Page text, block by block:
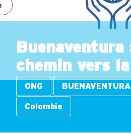
Buenaventura
chemin vers
ONG BUENAVENTURA
Colombie